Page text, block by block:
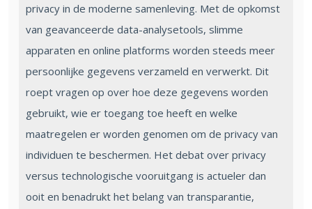
privacy in de moderne samenleving. Met de opkomst
van geavanceerde data-analysetools, slimme
apparaten en online platforms worden steeds meer
persoonlijke gegevens verzameld en verwerkt. Dit
roept vragen op over hoe deze gegevens worden
gebruikt, wie er toegang toe heeft en welke
maatregelen er worden genomen om de privacy van
individuen te beschermen. Het debat over privacy
versus technologische vooruitgang is actueler dan
ooit en benadrukt het belang van transparantie,